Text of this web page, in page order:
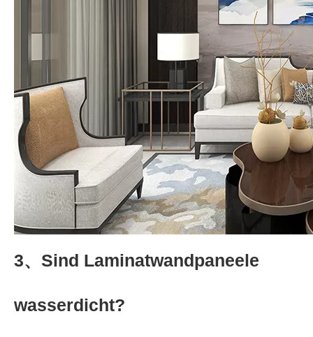
3、Sind Laminatwandpaneele
wasserdicht?